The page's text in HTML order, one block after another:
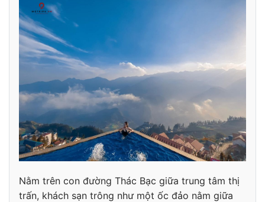
Nằm trên con đường Thác Bạc giữa trung tâm thị
trấn, khách sạn trông như một ốc đảo nằm giữa